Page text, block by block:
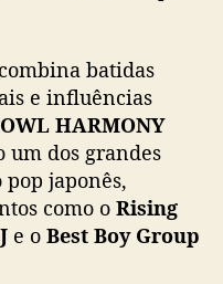
batidas
e influências
HARMONY
um dos grandes
pop japonês,
como o Rising
e o Best Boy Group